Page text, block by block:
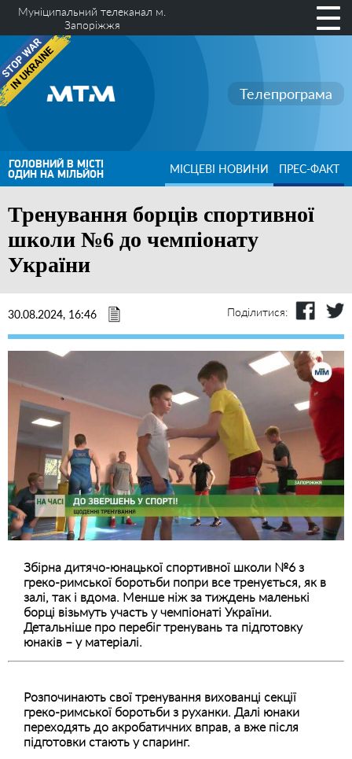
Муніципальний телеканал м.
Запоріжжя
Телепрограма
ГОЛОВНИЙ В МІСТІ
ОДИН НА МІЛЬЙОН МІСЦЕВІ НОВИНИ ПРЕС-ФАКТ
Тренування борців спортивної
школи №6 до чемпіонату
України
30.08.2024, 16:46 Поділитися:
Збірна дитячо-юнацької спортивної школи №6 з
греко-римської боротьби попри все тренується, як в
залі, так і вдома. Менше ніж за тиждень маленькі
борці візьмуть участь у чемпіонаті України.
Детальніше про перебіг тренувань та підготовку
юнаків – у матеріалі.
Розпочинають свої тренування вихованці секції
греко-римської боротьби з руханки. Далі юнаки
переходять до акробатичних вправ, а вже після
підготовки стають у спаринг.